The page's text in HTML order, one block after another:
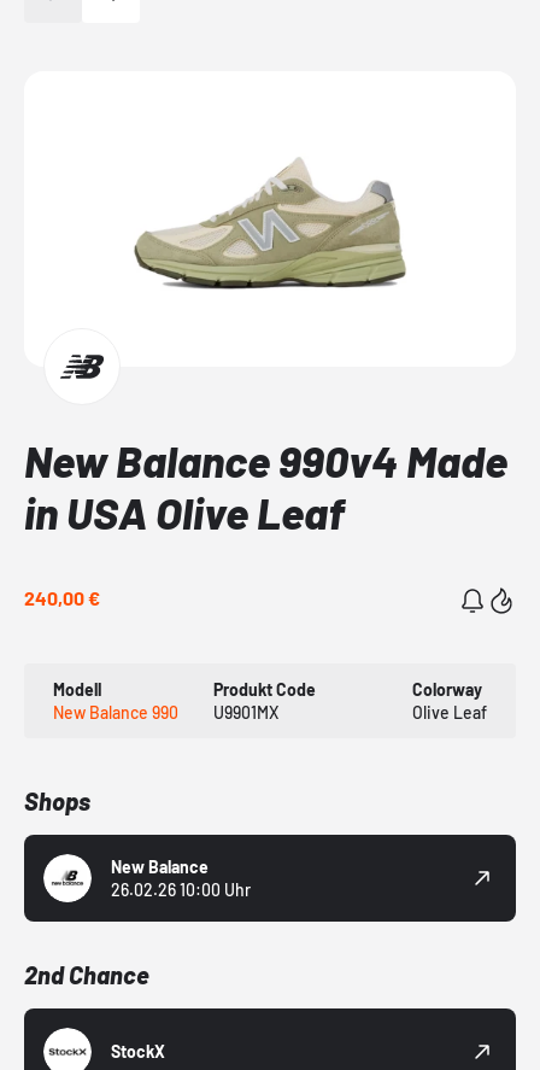
New Balance 990v4 Made
in USA Olive Leaf
240,00 €
Modell
New Balance 990
Produkt Code
U9901MX
Colorway
Olive Leaf
Shops
New Balance
26.02.26 10:00 Uhr
2nd Chance
StockX